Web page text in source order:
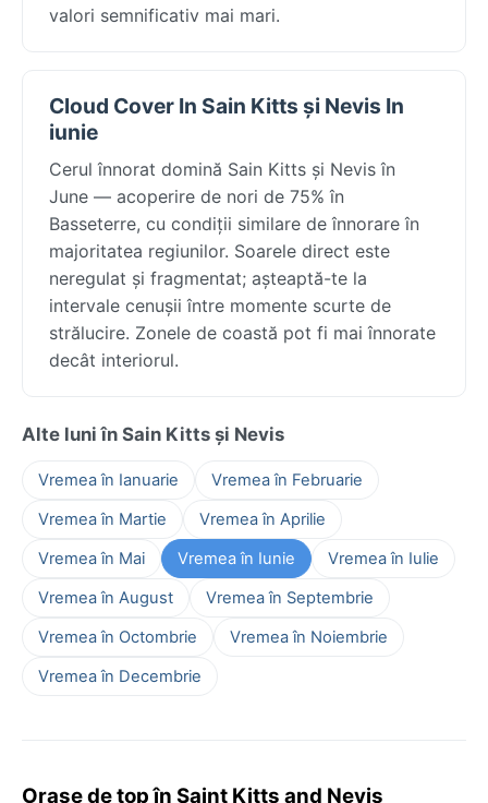
valori semnificativ mai mari.
Cloud Cover In Sain Kitts și Nevis In
iunie
Cerul înnorat domină Sain Kitts și Nevis în
June — acoperire de nori de 75% în
Basseterre, cu condiții similare de înnorare în
majoritatea regiunilor. Soarele direct este
neregulat și fragmentat; așteaptă-te la
intervale cenușii între momente scurte de
strălucire. Zonele de coastă pot fi mai înnorate
decât interiorul.
Alte luni în Sain Kitts și Nevis
Vremea în Ianuarie
Vremea în Februarie
Vremea în Martie
Vremea în Aprilie
Vremea în Mai
Vremea în Iunie
Vremea în Iulie
Vremea în August
Vremea în Septembrie
Vremea în Octombrie
Vremea în Noiembrie
Vremea în Decembrie
Orașe de top în Saint Kitts and Nevis